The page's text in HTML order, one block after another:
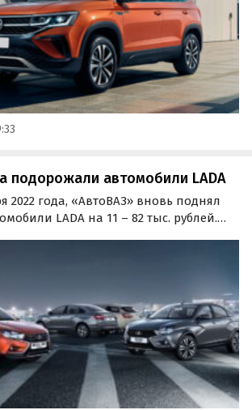
подорожали автомобили LADA
2022 года, «АвтоВАЗ» вновь поднял
LADA на 11 – 82 тыс. рублей.